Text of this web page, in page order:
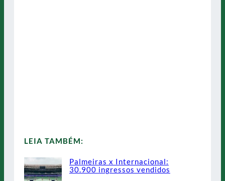
LEIA TAMBÉM:
Palmeiras x Internacional:
30.900 ingressos vendidos